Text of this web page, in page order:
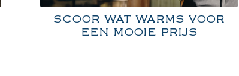
SCOOR WAT WARMS VOOR
EEN MOOIE PRIJS